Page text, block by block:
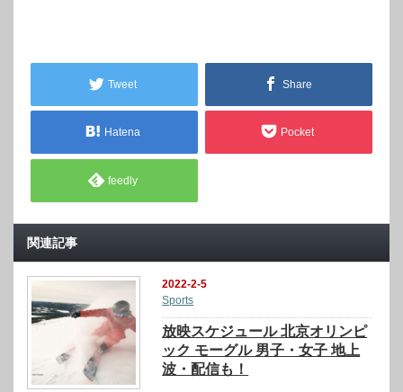
Tweet Share
Hatena Pocket
feedly
関連記事
2022-2-5
Sports
放映スケジュール 北京オリンピ
ック モーグル 男子・女子 地上
波・配信も！